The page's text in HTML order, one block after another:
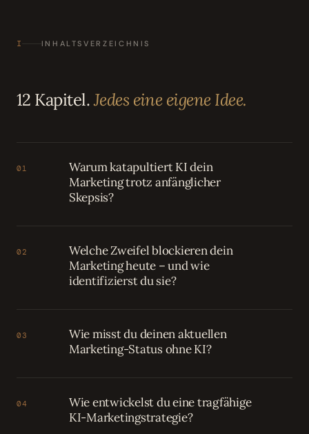
I INHALTSVERZEICHNIS
12 Kapitel.Jedes eine eigene Idee.
01
Warum katapultiert KI dein
Marketing trotz anfänglicher
Skepsis?
02
Welche Zweifel blockieren dein
Marketing heute – und wie
identifizierst du sie?
03
Wie misst du deinen aktuellen
Marketing-Status ohne KI?
04
Wie entwickelst du eine tragfähige
KI-Marketingstrategie?